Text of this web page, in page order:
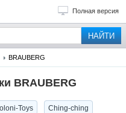
Полная версия
BRAUBERG
BRAUBERG
Toys Ching-ching